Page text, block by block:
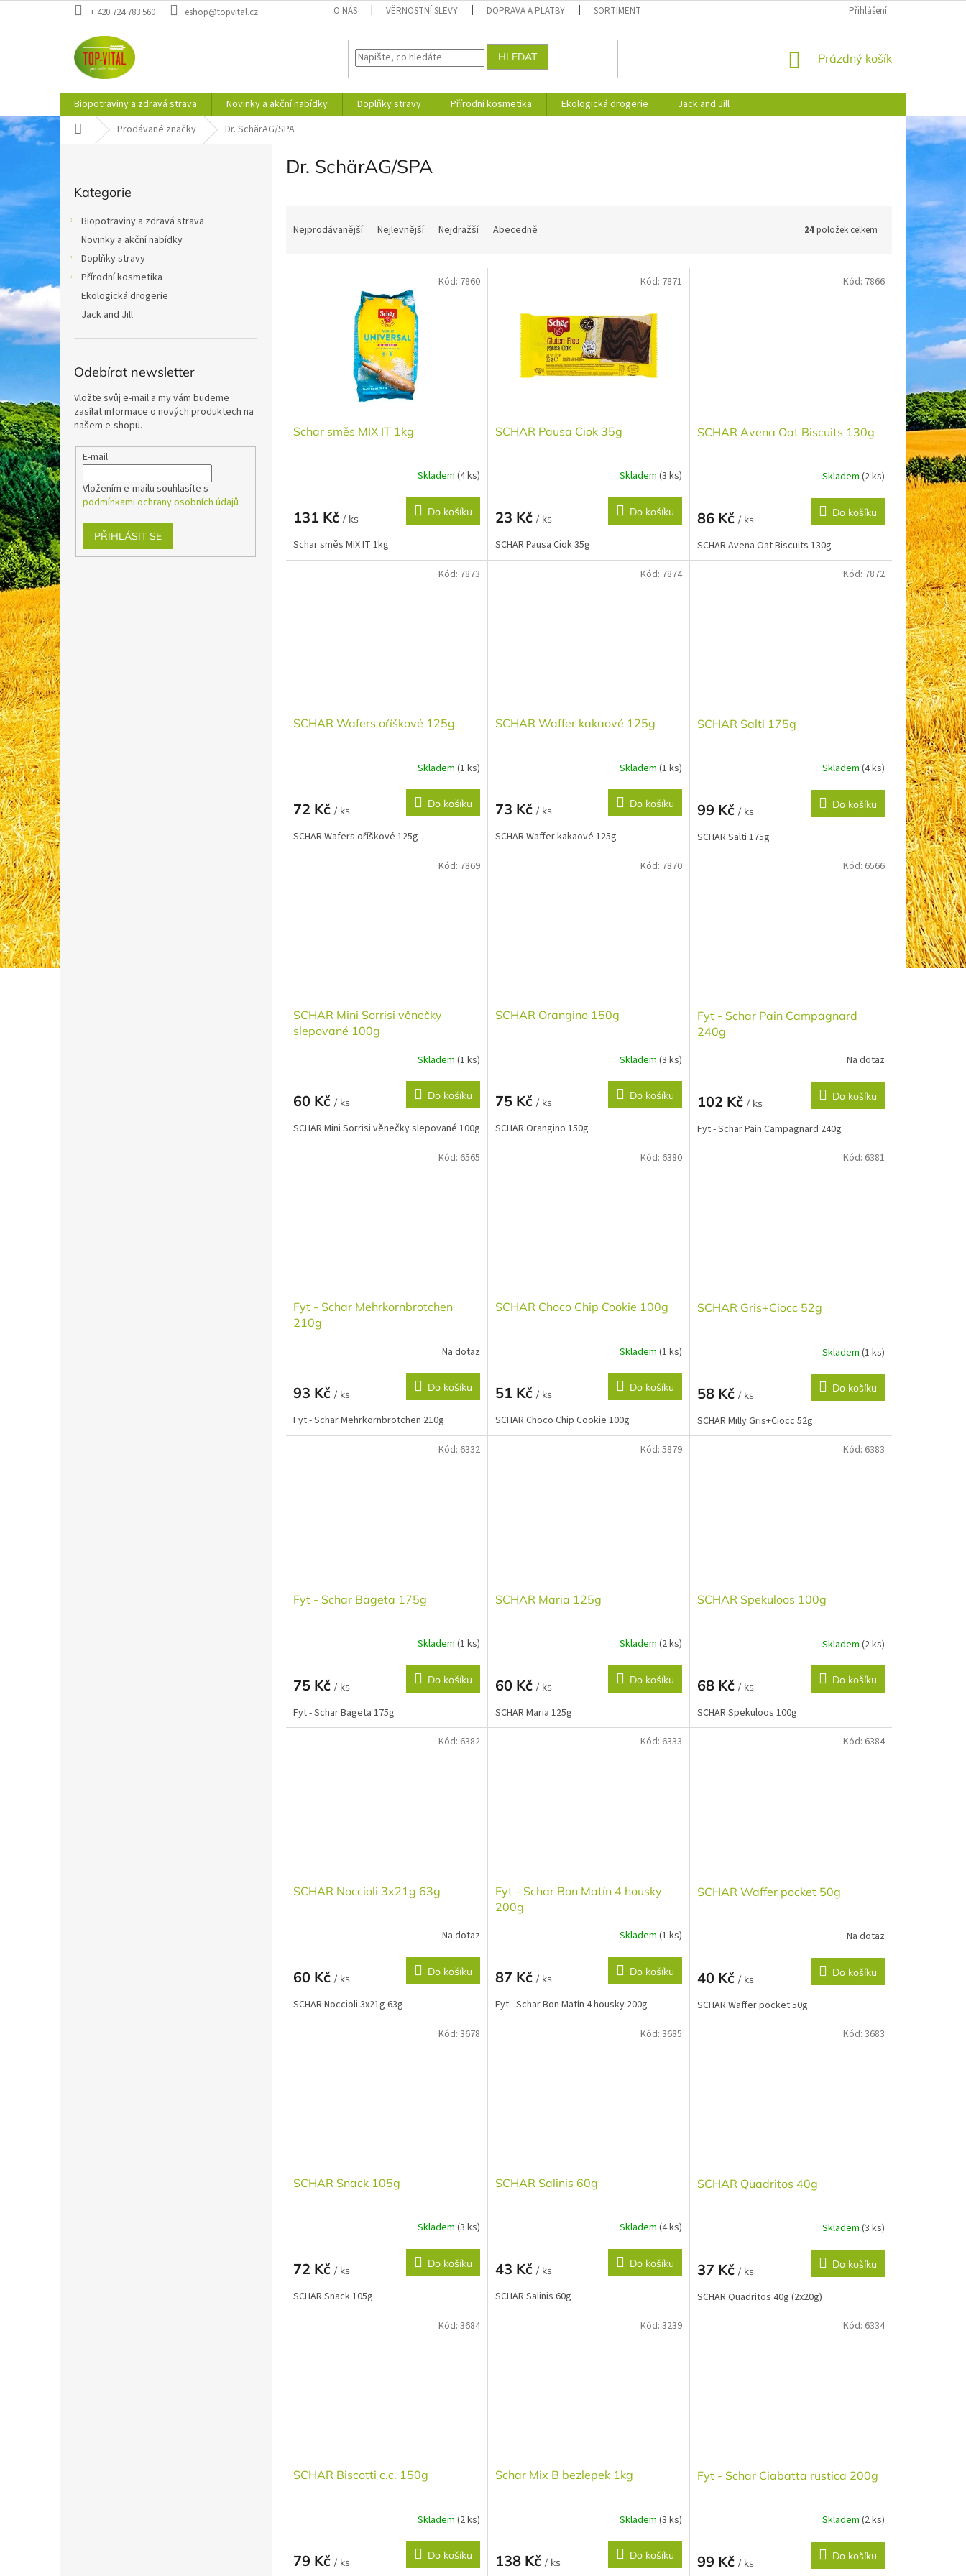
na
+ 420 724 783 560 eshop@topvital.cz O NÁS VĚRNOSTNÍ SLEVY DOPRAVA A PLATBY SORTIMENT OBCHODNÍ PODMÍNKY PODMÍNKY
Přihlášení
HLEDAT
NÁKUPNÍ
Prázdný košík
Biopotraviny a zdravá strava Novinky a akční nabídky Doplňky stravy Přírodní kosmetika Ekologická drogerie
Jack and Jill
Domů Prodávané značky Dr. SchärAG/SPA
n
p
a
e
kategorie
Kategorie
Biopotraviny a zdravá strava
Novinky a akční nabídky
Doplňky stravy
Přírodní kosmetika
Ekologická drogerie
Jack and Jill
Odebírat newsletter
Vložte svůj e-mail a my vám budeme
zasílat informace o nových produktech na
našem e-shopu.
E-mail
Vložením e-mailu souhlasíte s
podmínkami ochrany osobních údajů
PŘIHLÁSIT SE
Dr. SchärAG/SPA
aNejprodávanější Nejlevnější Nejdražší Abecedně 24položek celkem
Schar směs MIX IT 1kg
Skladem (4 ks)
131 Kč / ks
Do košíku
Schar směs MIX IT 1kg
Kód: 7860
SCHAR Pausa Ciok 35g
Skladem (3 ks)
23 Kč / ks
Do košíku
SCHAR Pausa Ciok 35g
Kód: 7871
SCHAR Avena Oat Biscuits 130g
Skladem (2 ks)
86 Kč / ks
Do košíku
SCHAR Avena Oat Biscuits 130g
Kód: 7866
SCHAR Wafers oříškové 125g
Skladem (1 ks)
72 Kč / ks
Do košíku
SCHAR Wafers oříškové 125g
Kód: 7873
SCHAR Waffer kakaové 125g
Skladem (1 ks)
73 Kč / ks
Do košíku
SCHAR Waffer kakaové 125g
Kód: 7874
SCHAR Salti 175g
Skladem (4 ks)
99 Kč / ks
Do košíku
SCHAR Salti 175g
Kód: 7872
SCHAR Mini Sorrisi věnečky
slepované 100g
Skladem (1 ks)
60 Kč / ks
Do košíku
SCHAR Mini Sorrisi věnečky slepované 100g
Kód: 7869
SCHAR Orangino 150g
Skladem (3 ks)
75 Kč / ks
Do košíku
SCHAR Orangino 150g
Kód: 7870
Fyt - Schar Pain Campagnard
240g
Na dotaz
102 Kč / ks
Do košíku
Fyt - Schar Pain Campagnard 240g
Kód: 6566
Fyt - Schar Mehrkornbrotchen
210g
Na dotaz
93 Kč / ks
Do košíku
Fyt - Schar Mehrkornbrotchen 210g
Kód: 6565
SCHAR Choco Chip Cookie 100g
Skladem (1 ks)
51 Kč / ks
Do košíku
SCHAR Choco Chip Cookie 100g
Kód: 6380
SCHAR Gris+Ciocc 52g
Skladem (1 ks)
58 Kč / ks
Do košíku
SCHAR Milly Gris+Ciocc 52g
Kód: 6381
Fyt - Schar Bageta 175g
Skladem (1 ks)
75 Kč / ks
Do košíku
Fyt - Schar Bageta 175g
Kód: 6332
SCHAR Maria 125g
Skladem (2 ks)
60 Kč / ks
Do košíku
SCHAR Maria 125g
Kód: 5879
SCHAR Spekuloos 100g
Skladem (2 ks)
68 Kč / ks
Do košíku
SCHAR Spekuloos 100g
Kód: 6383
SCHAR Noccioli 3x21g 63g
Na dotaz
60 Kč / ks
Do košíku
SCHAR Noccioli 3x21g 63g
Kód: 6382
Fyt - Schar Bon Matín 4 housky
200g
Skladem (1 ks)
87 Kč / ks
Do košíku
Fyt - Schar Bon Matín 4 housky 200g
Kód: 6333
SCHAR Waffer pocket 50g
Na dotaz
40 Kč / ks
Do košíku
SCHAR Waffer pocket 50g
Kód: 6384
SCHAR Snack 105g
Skladem (3 ks)
72 Kč / ks
Do košíku
SCHAR Snack 105g
Kód: 3678
SCHAR Salinis 60g
Skladem (4 ks)
43 Kč / ks
Do košíku
SCHAR Salinis 60g
Kód: 3685
SCHAR Quadritos 40g
Skladem (3 ks)
37 Kč / ks
Do košíku
SCHAR Quadritos 40g (2x20g)
Kód: 3683
SCHAR Biscotti c.c. 150g
Skladem (2 ks)
79 Kč / ks
Do košíku
Kód: 3684
Schar Mix B bezlepek 1kg
Skladem (3 ks)
138 Kč / ks
Do košíku
Kód: 3239
Fyt - Schar Ciabatta rustica 200g
Skladem (2 ks)
99 Kč / ks
Do košíku
Kód: 6334